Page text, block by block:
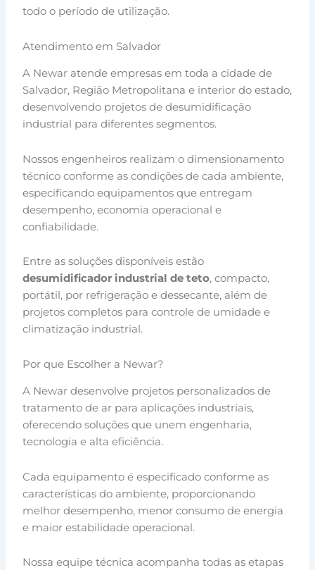
todo o período de utilização.
Atendimento em Salvador
A Newar atende empresas em toda a cidade de
Salvador, Região Metropolitana e interior do estado,
desenvolvendo projetos de desumidificação
industrial para diferentes segmentos.
Nossos engenheiros realizam o dimensionamento
técnico conforme as condições de cada ambiente,
especificando equipamentos que entregam
desempenho, economia operacional e
confiabilidade.
Entre as soluções disponíveis estão
desumidificador industrial de teto, compacto,
portátil, por refrigeração e dessecante, além de
projetos completos para controle de umidade e
climatização industrial.
Por que Escolher a Newar?
A Newar desenvolve projetos personalizados de
tratamento de ar para aplicações industriais,
oferecendo soluções que unem engenharia,
tecnologia e alta eficiência.
Cada equipamento é especificado conforme as
características do ambiente, proporcionando
melhor desempenho, menor consumo de energia
e maior estabilidade operacional.
Nossa equipe técnica acompanha todas as etapas